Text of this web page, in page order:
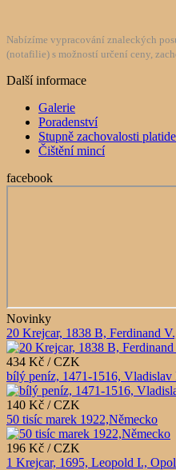
Nabízíme vypracování znaleckých
(notafilie) s možností určení ceny,
Další informace
Galerie
Poradenství
Stupně zachovalosti
Čištění mincí
facebook
Novinky
20 Krejcar, 1838 B, Ferdinand
434 Kč / CZK
bílý peníz, 1471-1516, Vladislav
140 Kč / CZK
50 tisíc marek 1922,Německo
196 Kč / CZK
1 Krejcar, 1695, Leopold I.,